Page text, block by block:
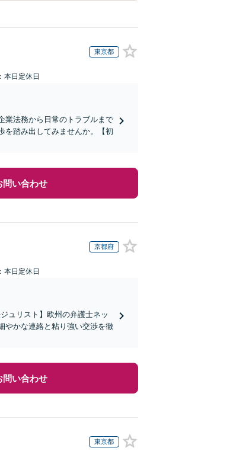
東京都
本日定休日
業法務から日常のトラブルまで
を踏み出してみませんか。【初
問い合わせ
京都府
本日定休日
ュリスト】欧州の弁護士ネッ
やかな連絡と粘り強い交渉を徹
問い合わせ
東京都